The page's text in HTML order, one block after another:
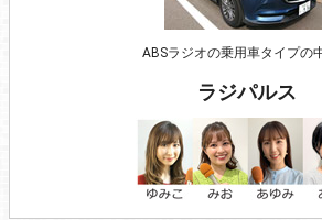
ABSラジオの乗用車タイプの
ラジパルス